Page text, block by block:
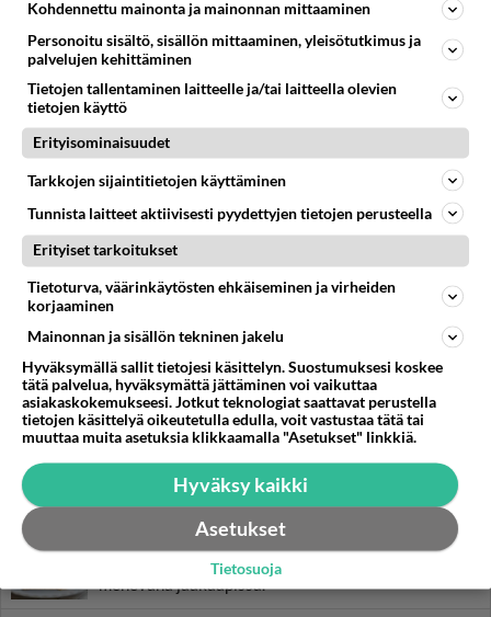
RESEPTIT
Tuhti linssikeitto sopii
vegaaneille ja sekasyöjille.
Toscakakku maistuu monena
päivänä, sillä se säilyy
mehevänä jääkaapissa.
Kohdennettu mainonta ja mainonnan mittaaminen
Personoitu sisältö, sisällön mittaaminen, yleisötutkimus ja
palvelujen kehittäminen
Tietojen tallentaminen laitteelle ja/tai laitteella olevien
tietojen käyttö
Erityisominaisuudet
Tarkkojen sijaintitietojen käyttäminen
Tunnista laitteet aktiivisesti pyydettyjen tietojen perusteella
Erityiset tarkoitukset
Tietoturva, väärinkäytösten ehkäiseminen ja virheiden
korjaaminen
Mainonnan ja sisällön tekninen jakelu
Hyväksymällä sallit tietojesi käsittelyn. Suostumuksesi koskee
tätä palvelua, hyväksymättä jättäminen voi vaikuttaa
asiakaskokemukseesi. Jotkut teknologiat saattavat perustella
tietojen käsittelyä oikeutetulla edulla, voit vastustaa tätä tai
muuttaa muita asetuksia klikkaamalla "Asetukset" linkkiä.
Hyväksy kaikki
Asetukset
Tietosuoja